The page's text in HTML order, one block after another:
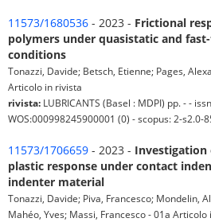
11573/1680536 - 2023 - Frictional
polymers under quasistatic and
conditions
Tonazzi, Davide; Betsch, Etienne; Pages,
Articolo in rivista
rivista: LUBRICANTS (Basel : MDPI) pp. - -
WOS:000998245900001 (0) - scopus: 2-s2.0-
11573/1706659 - 2023 - Investigation
plastic response under contact
indenter material
Tonazzi, Davide; Piva, Francesco; Mondelin,
Mahéo, Yves; Massi, Francesco - 01a Articolo